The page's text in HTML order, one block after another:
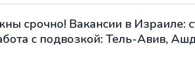
срочно! Вакансии в Израиле:
с подвозкой: Тель-Авив,